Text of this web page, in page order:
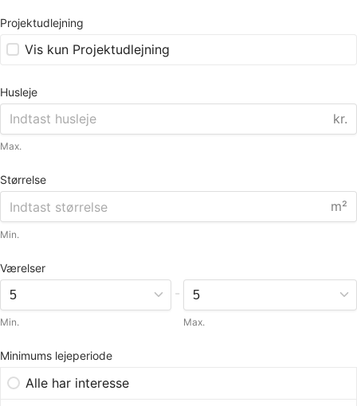
Projektudlejning
Vis kun Projektudlejning
Husleje
kr.
Max.
Størrelse
m²
Min.
Værelser
Min.
-
Max.
Minimums lejeperiode
Alle har interesse